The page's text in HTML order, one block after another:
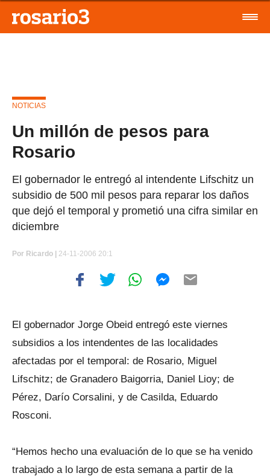
NOTICIAS
Un millón de pesos para
Rosario
El gobernador le entregó al intendente Lifschitz un
subsidio de 500 mil pesos para reparar los daños
que dejó el temporal y prometió una cifra similar en
diciembre
Por Ricardo | 24-11-2006 20:1
El gobernador Jorge Obeid entregó este viernes
subsidios a los intendentes de las localidades
afectadas por el temporal: de Rosario, Miguel
Lifschitz; de Granadero Baigorria, Daniel Lioy; de
Pérez, Darío Corsalini, y de Casilda, Eduardo
Rosconi.
“Hemos hecho una evaluación de lo que se ha venido
trabajado a lo largo de esta semana a partir de la